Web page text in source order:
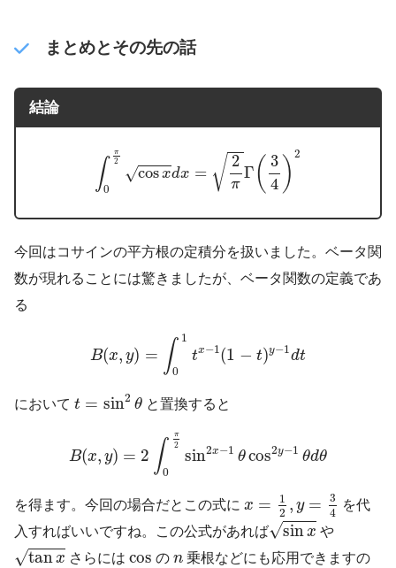
まとめとその先の話
結論
∫
π
2
0
√cosxdx = √ 2
π
Γ( 3
4 ) 2
πΓ( )
今回はコサインの平方根の定積分を扱いました。ベータ関
数が現れることには驚きましたが、ベータ関数の定義であ
る
B(x, y) = ∫ 1
0
tx−1(1 − t)y−1dt
1t
において t = sin2 θ
2 θ
と置換すると
B(x, y) = 2 ∫
π
2
0
sin2x−1 θcos2y−1 θdθ
sin
を得ます。今回の場合だとこの式に x =
1
2 , y =
3
4
2,
を代
入すればいいですね。この公式があれば√sinx
sinx
や
√tanx
tanx
さらにはcos
cosのn
n 乗根などにも応用できますの